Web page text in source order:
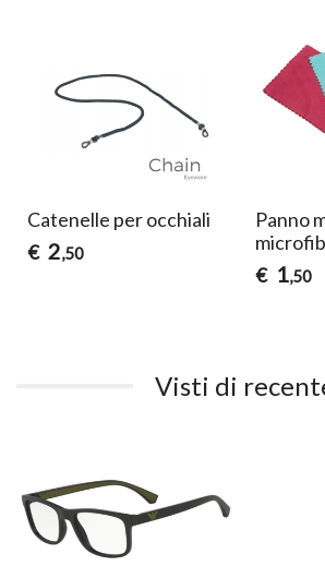
Catenelle per occhiali
€ 2,50
Panno
€ 1,50
Visti di